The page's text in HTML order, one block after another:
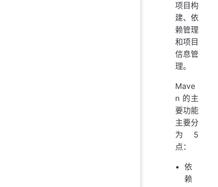
项目构
建、依
赖管理
和项目
信息管
理。
Mave
n 的主
要功能
主要分
为 5
点：
依
赖